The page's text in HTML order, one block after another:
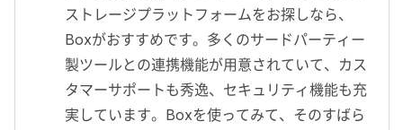
ストレージプラットフォームをお探しなら、
Boxがおすすめです。多くのサードパーティー
製ツールとの連携機能が用意されていて、カス
タマーサポートも秀逸、セキュリティ機能も充
実しています。Boxを使ってみて、そのすばら